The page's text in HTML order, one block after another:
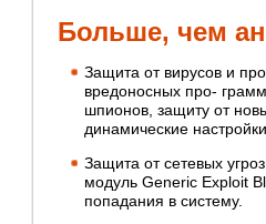
Больше, чем
Защита от вирусов и
вредоносных про-
шпионов, защиту от
динамические
Защита от сетевых
модуль Generic Exploit
попадания в систему.